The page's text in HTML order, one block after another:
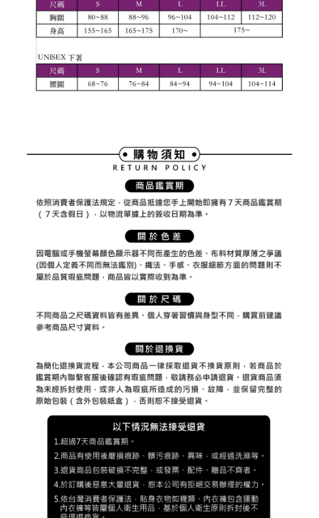
ります。支払い期限を過ぎた場合、その金額に基づいて年利20%の遅延滞
納金が加算されます。未成年の利用者は、事前に法定代理人または後見人
の同意を得ればAFTEEをご利用いただけます。
個人情報の処理、利用について疑問がある、または関連する法律の権利を
行使したい場合は、ネットプロテクションズ
cs_tw@netprotections.co.jp
にご連絡ください。上記に示した個人情報を、必要な購入注文書とあわせ